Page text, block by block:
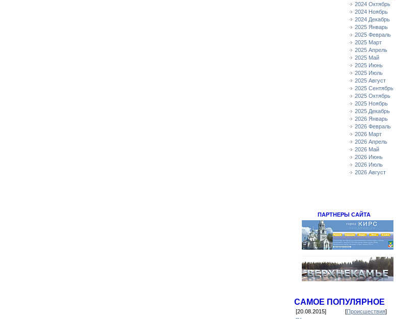
2024 Октябрь
2024 Ноябрь
2024 Декабрь
2025 Январь
2025 Февраль
2025 Март
2025 Апрель
2025 Май
2025 Июнь
2025 Июль
2025 Август
2025 Сентябрь
2025 Октябрь
2025 Ноябрь
2025 Декабрь
2026 Январь
2026 Февраль
2026 Март
2026 Апрель
2026 Май
2026 Июнь
2026 Июль
2026 Август
ПАРТНЕРЫ САЙТА
САМОЕ ПОПУЛЯРНОЕ
[20.08.2015] [Происшествия]